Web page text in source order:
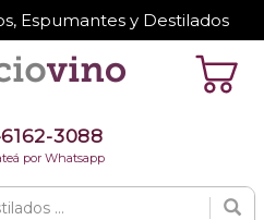
Espumantes y Destilados
6162-3088
por Whatsapp